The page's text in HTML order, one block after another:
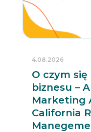
O czym
biznesu –
Marketing
California
4.08.2026